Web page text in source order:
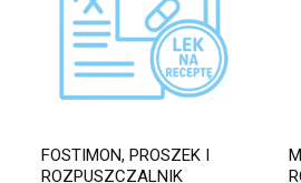
FOSTIMON, PROSZEK I
ROZPUSZCZALNIK